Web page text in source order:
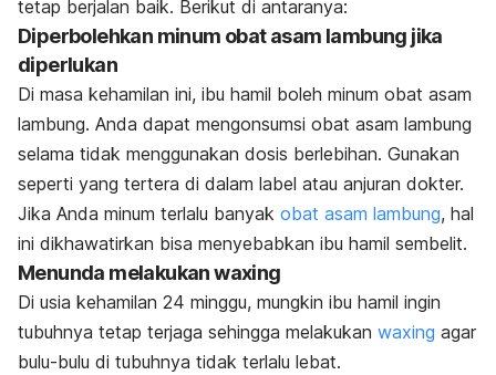
tetap berjalan baik. Berikut di antaranya:
Diperbolehkan minum obat asam lambung jika
diperlukan
Di masa kehamilan ini, ibu hamil boleh minum obat asam
lambung. Anda dapat mengonsumsi obat asam lambung
selama tidak menggunakan dosis berlebihan. Gunakan
seperti yang tertera di dalam label atau anjuran dokter.
Jika Anda minum terlalu banyak obat asam lambung, hal
ini dikhawatirkan bisa menyebabkan ibu hamil sembelit.
Menunda melakukanwaxing
Di usia kehamilan 24 minggu, mungkin ibu hamil ingin
tubuhnya tetap terjaga sehingga melakukan waxing agar
bulu-bulu di tubuhnya tidak terlalu lebat.